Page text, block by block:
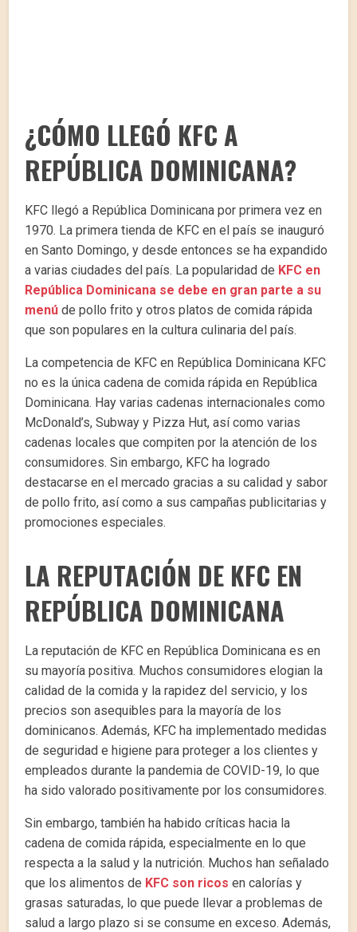
¿CÓMO LLEGÓ KFC A
REPÚBLICA DOMINICANA?
KFC llegó a República Dominicana por primera vez en
1970. La primera tienda de KFC en el país se inauguró
en Santo Domingo, y desde entonces se ha expandido
a varias ciudades del país. La popularidad de KFC en
República Dominicana se debe en gran parte a su
menú de pollo frito y otros platos de comida rápida
que son populares en la cultura culinaria del país.
La competencia de KFC en República Dominicana KFC
no es la única cadena de comida rápida en República
Dominicana. Hay varias cadenas internacionales como
McDonald’s, Subway y Pizza Hut, así como varias
cadenas locales que compiten por la atención de los
consumidores. Sin embargo, KFC ha logrado
destacarse en el mercado gracias a su calidad y sabor
de pollo frito, así como a sus campañas publicitarias y
promociones especiales.
LA REPUTACIÓN DE KFC EN
REPÚBLICA DOMINICANA
La reputación de KFC en República Dominicana es en
su mayoría positiva. Muchos consumidores elogian la
calidad de la comida y la rapidez del servicio, y los
precios son asequibles para la mayoría de los
dominicanos. Además, KFC ha implementado medidas
de seguridad e higiene para proteger a los clientes y
empleados durante la pandemia de COVID-19, lo que
ha sido valorado positivamente por los consumidores.
Sin embargo, también ha habido críticas hacia la
cadena de comida rápida, especialmente en lo que
respecta a la salud y la nutrición. Muchos han señalado
que los alimentos de KFC son ricos en calorías y
grasas saturadas, lo que puede llevar a problemas de
salud a largo plazo si se consume en exceso. Además,